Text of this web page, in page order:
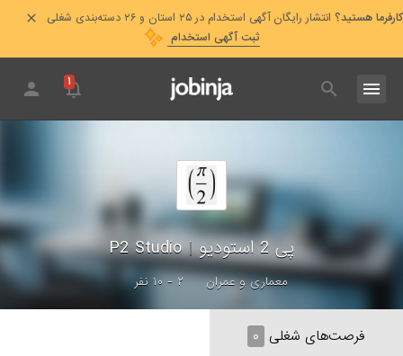
کارفرما هستید؟ انتشار رایگان آگهی استخدام در ۲۵ استان و ۲۶ دسته‌بندی شغلی
ثبت آگهی استخدام
۱
پی 2 استودیو |
P2 Studio
معماری و عمران ۲ - ۱۰ نفر
فرصت‌های شغلی ۰